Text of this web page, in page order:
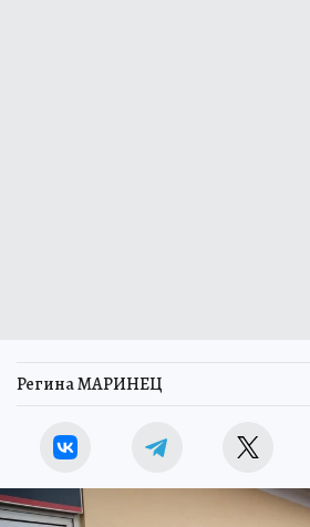
Регина МАРИНЕЦ